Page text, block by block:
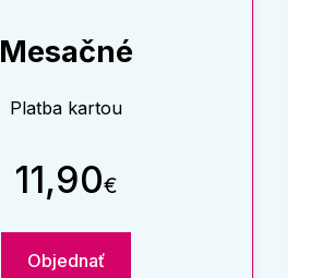
Mesačné
Platba kartou
11,90€
Objednať